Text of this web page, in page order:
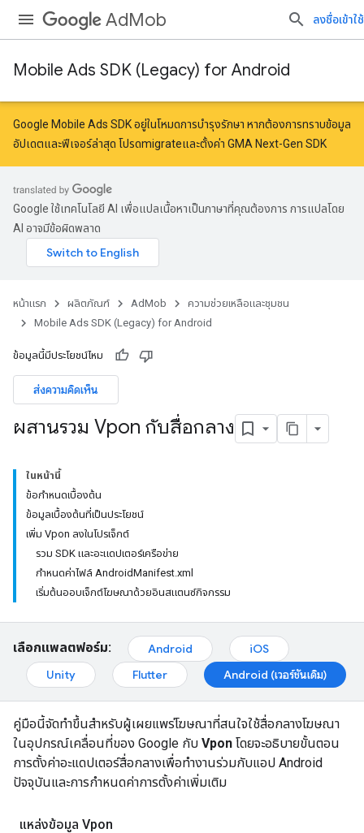
AdMob ลงชื่อเข้าใช้
Mobile Ads SDK (Legacy) for Android
Google Mobile Ads SDK อยู่ในโหมดการบำรุงรักษา หากต้องการทราบข้อมูล
อัปเดตและฟีเจอร์ล่าสุด โปรดmigrateและตั้งค่า GMA Next-Gen SDK
Google ใช้เทคโนโลยี AI เพื่อแปลเนื้อหาเป็นภาษาที่คุณต้องการ การแปลโดย
AI อาจมีข้อผิดพลาด
หน้าแรก ผลิตภัณฑ์ AdMob
ความช่วยเหลือและชุมชน
Mobile Ads SDK (Legacy) for Android
ข้อมูลนี้มีประโยชน์ไหม
ส่งความคิดเห็น
ผสานรวม Vpon กับสื่อกลาง
ในหน้านี้
ข้อกำหนดเบื้องต้น
ข้อมูลเบื้องต้นที่เป็นประโยชน์
เพิ่ม Vpon ลงในโปรเจ็กต์
รวม SDK และอะแดปเตอร์เครือข่าย
กำหนดค่าไฟล์ AndroidManifest.xml
เริ่มต้นออบเจ็กต์โฆษณาด้วยอินสแตนซ์กิจกรรม
เลือกแพลตฟอร์ม: Android
iOS
Unity
Flutter Android (เวอร์ชันเดิม)
คู่มือนี้จัดทำขึ้นสำหรับผู้เผยแพร่โฆษณาที่สนใจใช้สื่อกลางโฆษณา
ในอุปกรณ์เคลื่อนที่ของ Google กับ Vpon โดยจะอธิบายขั้นตอน
การตั้งค่าอะแดปเตอร์สื่อกลางเพื่อทำงานร่วมกับแอป Android
ปัจจุบันและการกำหนดค่าการตั้งค่าเพิ่มเติม
แหล่งข้อมูล Vpon